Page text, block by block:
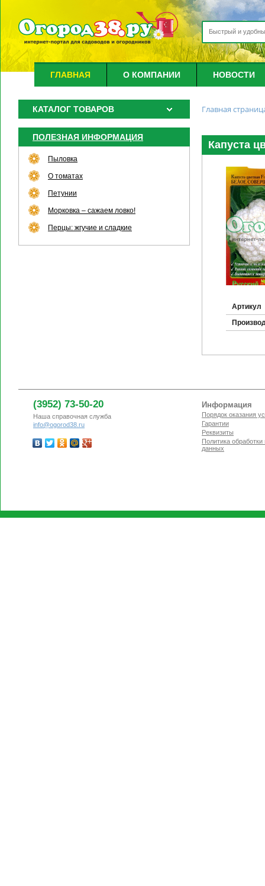
ГЛАВНАЯ О КОМПАНИИ НОВОСТИ
КАТАЛОГ ТОВАРОВ
ПОЛЕЗНАЯ ИНФОРМАЦИЯ
Пыловка
О томатах
Петунии
Морковка – сажаем ловко!
Перцы: жгучие и сладкие
Главная
Капуста
Артикул
(3952) 73-50-20
Наша справочная служба
info@ogorod38.ru
Информация
Порядок оказания
Гарантии
Реквизиты
Политика
данных